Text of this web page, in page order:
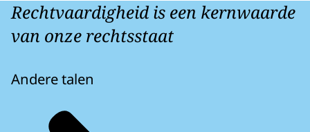
Rechtvaardigheid is een kernwaarde
van onze rechtsstaat
Andere talen